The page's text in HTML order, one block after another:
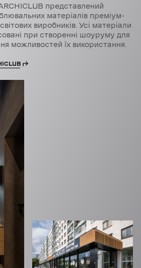
представлений
матеріалів преміум-
виробників. Усі матеріали
при створенні шоуруму для
можливостей їх використання.